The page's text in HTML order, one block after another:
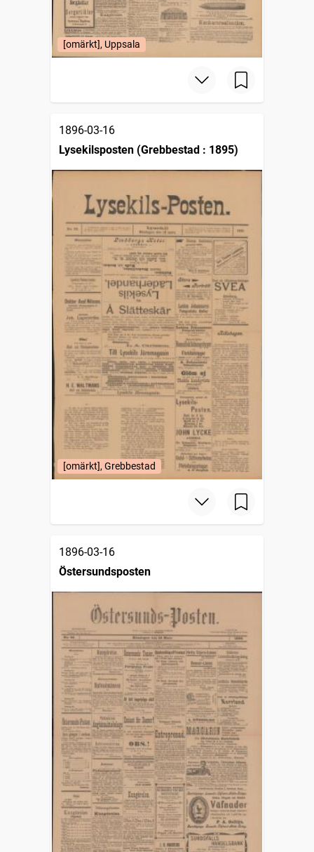
[omärkt], Uppsala
1896-03-16
Lysekilsposten (Grebbestad : 1895)
[omärkt], Grebbestad
1896-03-16
Östersundsposten